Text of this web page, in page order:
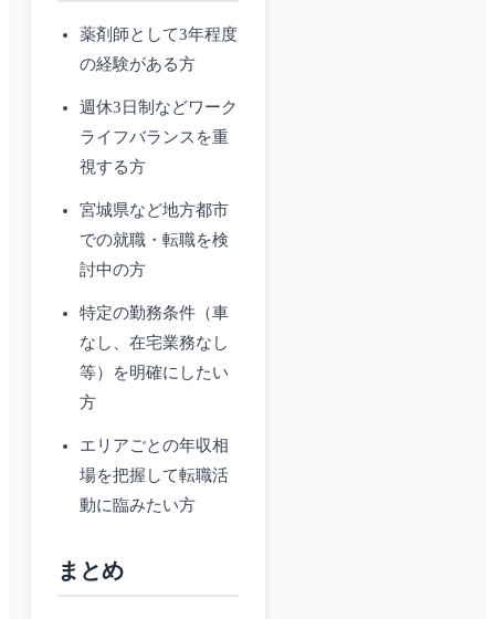
薬剤師として3年程度
の経験がある方
週休3日制などワーク
ライフバランスを重
視する方
宮城県など地方都市
での就職・転職を検
討中の方
特定の勤務条件（車
なし、在宅業務なし
等）を明確にしたい
方
エリアごとの年収相
場を把握して転職活
動に臨みたい方
まとめ